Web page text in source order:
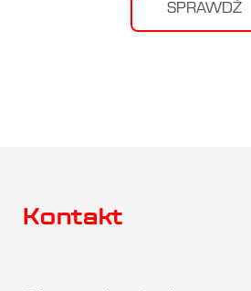
SPRAWDŹ
Kontakt